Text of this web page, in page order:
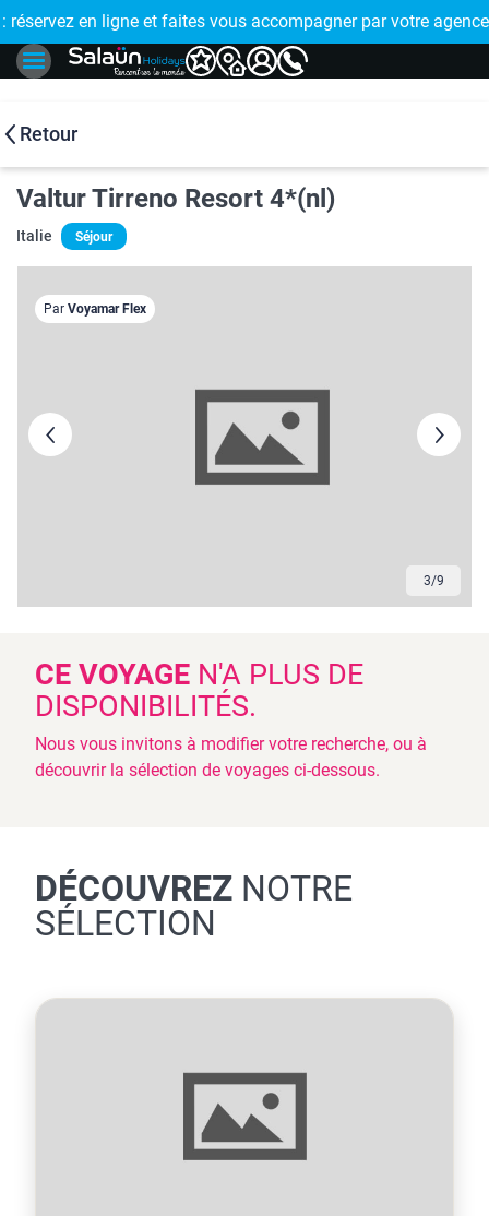
!
: réservez en ligne et faites vous accompagner par votre
🤩
Retour
Valtur Tirreno Resort 4*(nl)
Italie Séjour
3/9
Par Voyamar Flex
CE VOYAGE N'A PLUS DE
DISPONIBILITÉS.
Nous vous invitons à modifier votre recherche, ou à
découvrir la sélection de voyages ci-dessous.
DÉCOUVREZ NOTRE
SÉLECTION